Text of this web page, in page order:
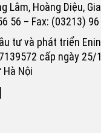
Lâm, Hoàng Diệu,
56 – Fax: (03213)
tư và phát triển
cấp ngày
Nội